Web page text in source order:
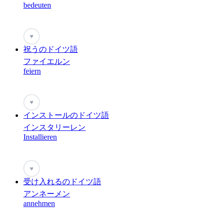
bedeuten
♥
祝うのドイツ語
ファイエルン
feiern
♥
インストールのドイツ語
インスタリーレン
Installieren
♥
受け入れるのドイツ語
アンネーメン
annehmen